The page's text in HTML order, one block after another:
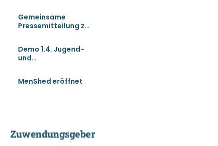
Gemeinsame
Pressemitteilung zur
Demo 1.4. Jugend-
und
MenShed eröffnet
Zuwendungsgeber